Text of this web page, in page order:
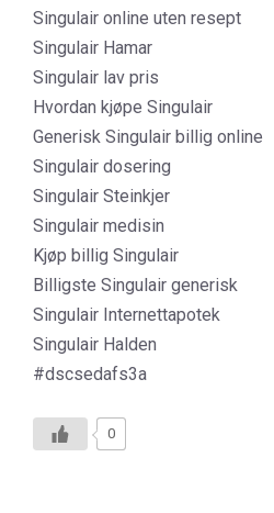
Singulair online uten resept
Singulair Hamar
Singulair lav pris
Hvordan kjøpe Singulair
Generisk Singulair billig online
Singulair dosering
Singulair Steinkjer
Singulair medisin
Kjøp billig Singulair
Billigste Singulair generisk
Singulair Internettapotek
Singulair Halden
#dscsedafs3a
0